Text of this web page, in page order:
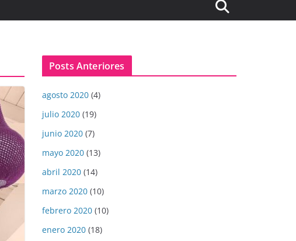
Posts Anteriores
agosto 2020 (4)
julio 2020 (19)
junio 2020 (7)
mayo 2020 (13)
abril 2020 (14)
marzo 2020 (10)
febrero 2020 (10)
enero 2020 (18)